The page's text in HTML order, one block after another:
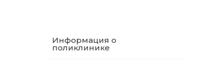
Информация о
поликлинике